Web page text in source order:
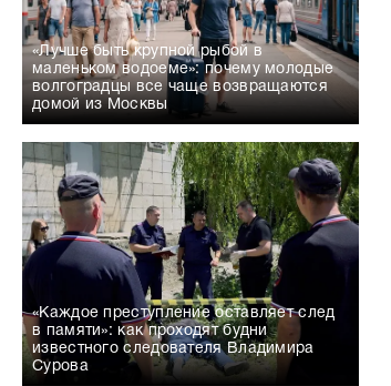
«Лучше быть крупной рыбой в
маленьком водоеме»: почему молодые
волгоградцы все чаще возвращаются
домой из Москвы
«Каждое преступление оставляет след
в памяти»: как проходят будни
известного следователя Владимира
Сурова